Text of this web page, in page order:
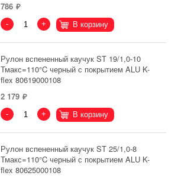
786
- + В корзину
Рулон вспененный каучук ST 19/1,0-10
Тмакс=110°C черный с покрытием ALU K-
flex 80619000108
2 179
- + В корзину
Рулон вспененный каучук ST 25/1,0-8
Тмакс=110°C черный с покрытием ALU K-
flex 80625000108